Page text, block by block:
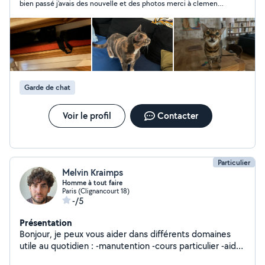
Je vous enverrai de belles photos d'eux. Je suis
disponible dès maintenant ! N'hésitez pas à me
contacter directement. Bonne journée à vous :)
bien passé j’avais des nouvelle et des photos merci à clemence
Garde de chat
Voir le profil Contacter
Particulier
Melvin Kraimps
Homme à tout faire
Paris (Clignancourt 18)
-/5
Présentation
Bonjour, je peux vous aider dans différents domaines
utile au quotidien : -manutention -cours particulier -aide